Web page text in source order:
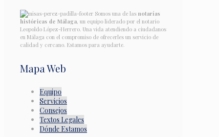
Somos una de las notarías
históricas de Málaga, un equipo liderado por el notario
Leopoldo López-Herrero. Una vida atendiendo a ciudadanos
en Málaga con el compromiso de ofrecerles un servicio de
calidad y cercano. Estamos para ayudarte.
Mapa Web
Equipo
Servicios
Consejos
Textos Legales
Dónde Estamos